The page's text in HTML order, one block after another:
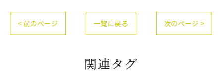
< 前のページ 一覧に戻る 次のページ >
関連タグ